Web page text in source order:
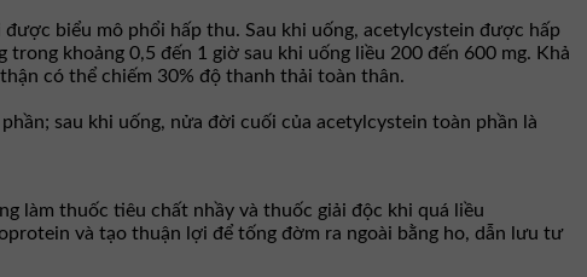
biểu mô phổi hấp thu. Sau khi uống, acetylcystein được hấp
khoảng 0,5 đến 1 giờ sau khi uống liều 200 đến 600 mg. Khả
có thể chiếm 30% độ thanh thải toàn thân.
sau khi uống, nửa đời cuối của acetylcystein toàn phần là
làm thuốc tiêu chất nhầy và thuốc giải độc khi quá liều
và tạo thuận lợi để tống đờm ra ngoài bằng ho, dẫn lưu tư